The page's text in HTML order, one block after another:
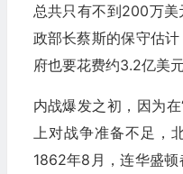
总共只有不到200万美
政部长蔡斯的保守估
府也要花费约3.2亿美元
内战爆发之初，因为
上对战争准备不足，
1862年8月，连华盛